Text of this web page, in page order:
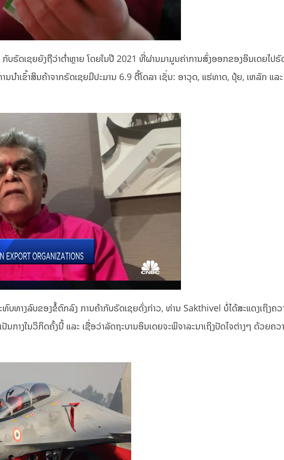
ກັບຣັດເຊຍຍັງຖືວ່າຕໍ່າຫຼາຍ ໂດຍໃນປີ 2021 ທີ່ຜ່ານມາມູນຄ່າການສົ່ງອອກຂອງອິນເດຍໄປ
ນຳເຂົ້າສິນຄ້າຈາກຣັດເຊຍມີປະມານ 6.9 ຕື້​ໂດ​ລາ ເຊັ່ນ: ອາວຸດ, ​ແຮ່​ທາດ, ປຸ໋ຍ, ​ເຫລັກ ​ແລະ
ທາງລົບຂອງຂໍ້ຕົກລົງ ການຄ້າກັບຣັດເຊຍດັ່ງກ່າວ, ທ່ານ Sakthivel ບໍ່ໄດ້ສະແດງເຖິງຄ
ກາງ​ໃນວິກິດຄັ້ງນີ້ ແລະ ເຊື່ອວ່າລັດຖະບານອິນເດຍຈະພິຈາລະນາເຖິງປັດໄຈຕ່າງໆ ດ້ວຍຄວ